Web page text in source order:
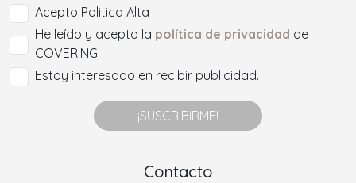
Acepto Politica Alta
He leído y acepto la política de privacidad de
COVERING.
Estoy interesado en recibir publicidad.
¡SUSCRIBIRME!
Contacto